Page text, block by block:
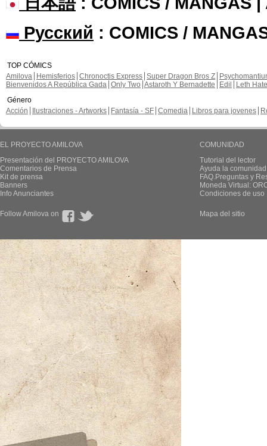
Русский : COMICS /
TOP CÓMICS
Amilova
Hemisferios Chronoctis Express Super Dragon Bros Z
Bienvenidos A República Gada Only Two Astaroth Y Bernadette Edil
Leth Hate
Género
Acción
Ilustraciones - Artworks Fantasía - SF Comedia Libros para jovenes
EL PROYECTO AMILOVA
Presentación del PROYECTO AMILOVA
Comentarios de Prensa
Kit de prensa
Banners
Info Anunciantes
COMUNIDAD
Tutorial del lector
Ayuda la
FAQ.Preguntas y
Moneda Virtual:
Condiciones de uso
Follow Amilova on Mapa del sitio